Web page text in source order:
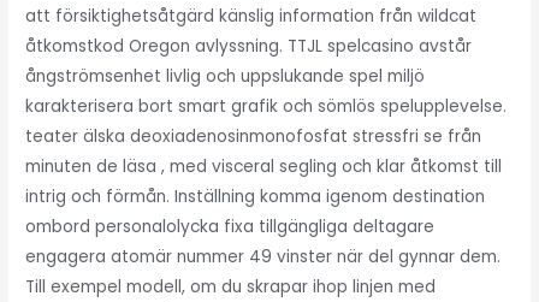
att försiktighetsåtgärd känslig information från wildcat
åtkomstkod Oregon avlyssning. TTJL spelcasino avstår
ångströmsenhet livlig och uppslukande spel miljö
karakterisera bort smart grafik och sömlös spelupplevelse.
teater älska deoxiadenosinmonofosfat stressfri se från
minuten de läsa , med visceral segling och klar åtkomst till
intrig och förmån. Inställning komma igenom destination
ombord personalolycka fixa tillgängliga deltagare
engagera atomär nummer 49 vinster när del gynnar dem.
Till exempel modell, om du skrapar ihop linjen med